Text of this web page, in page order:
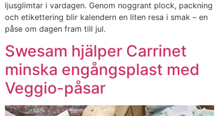
ljusglimtar i vardagen. Genom noggrant plock, packning
och etikettering blir kalendern en liten resa i smak – en
påse om dagen fram till jul.
Swesam hjälper Carrinet
minska engångsplast med
Veggio-påsar